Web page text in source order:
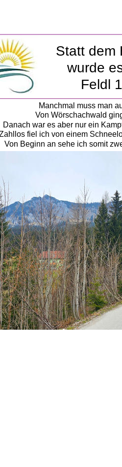
Manchmal muss man
Von Wörschachwald
Danach war es aber nur ein
fiel ich von einem
Von Beginn an sehe ich somit
Statt dem
wurde
Feldl